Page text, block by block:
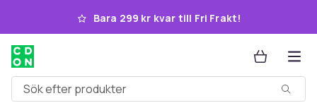
Hoppa till huvudinnehållet
Bara 299 kr kvar till Fri Frakt!
Sök efter produkter